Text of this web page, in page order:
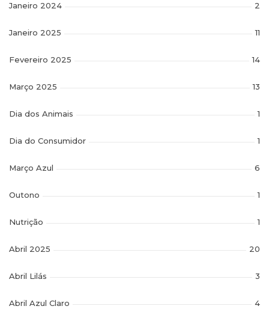
Janeiro 2024 2
Janeiro 2025 11
Fevereiro 2025 14
Março 2025 13
Dia dos Animais 1
Dia do Consumidor 1
Março Azul 6
Outono 1
Nutrição 1
Abril 2025 20
Abril Lilás 3
Abril Azul Claro 4